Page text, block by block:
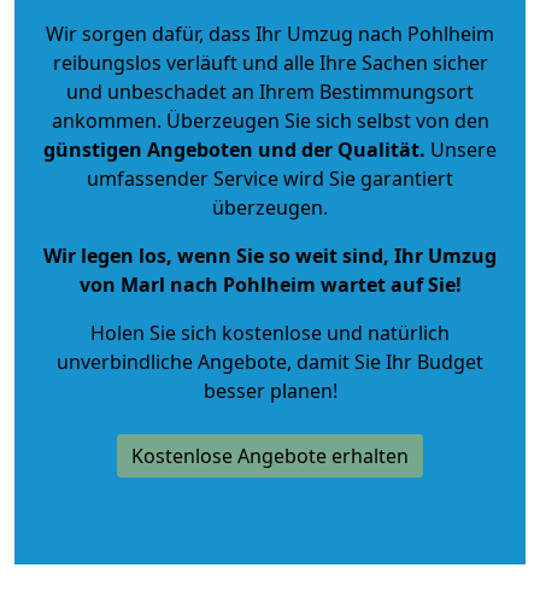
Wir sorgen dafür, dass Ihr Umzug nach Pohlheim
reibungslos verläuft und alle Ihre Sachen sicher
und unbeschadet an Ihrem Bestimmungsort
ankommen. Überzeugen Sie sich selbst von den
günstigen Angeboten und der Qualität. Unsere
umfassender Service wird Sie garantiert
überzeugen.
Wir legen los, wenn Sie so weit sind, Ihr Umzug
von Marl nach Pohlheim wartet auf Sie!
Holen Sie sich kostenlose und natürlich
unverbindliche Angebote, damit Sie Ihr Budget
besser planen!
Kostenlose Angebote erhalten